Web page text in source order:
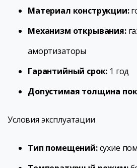
Материал конструкции:
Механизм открывания:
амортизаторы
Гарантийный срок: 1 год
Допустимая толщина
Условия эксплуатации
Тип помещений:сухие